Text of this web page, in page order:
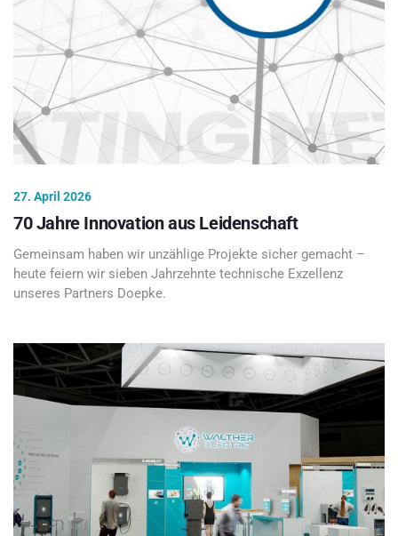
27. April 2026
70 Jahre Innovation aus Leidenschaft
Gemeinsam haben wir unzählige Projekte sicher gemacht –
heute feiern wir sieben Jahrzehnte technische Exzellenz
unseres Partners Doepke.